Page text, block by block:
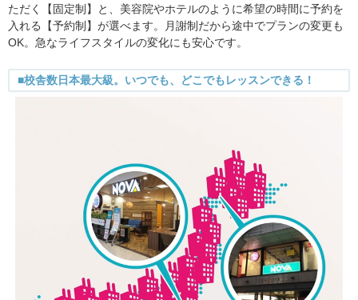
ただく【固定制】と、美容院やホテルのように希望の時間に予約を
入れる【予約制】が選べます。月謝制だから途中でプランの変更も
OK。急なライフスタイルの変化にも安心です。
■校舎数日本最大級。いつでも、どこでもレッスンできる！